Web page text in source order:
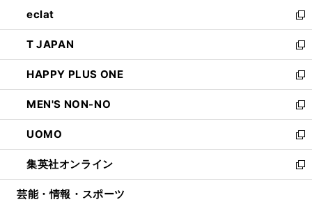
く
で
開
く
ド
ウ
で
開
く
ィ
ン
ド
ウ
で
開
く
い
ウ
ィ
ン
ド
ウ
で
開
く
eclat
新
し
い
ウ
ィ
ン
ド
ウ
で
開
く
T JAPAN
新
し
い
ウ
ィ
ン
ド
ウ
で
開
HAPPY PLUS ONE
新
し
い
ウ
ィ
ン
ド
ウ
MEN'S NON-NO
新
し
い
ウ
ィ
ン
UOMO
新
し
い
ウ
集英社オンライン
新
し
芸能・情報・スポーツ